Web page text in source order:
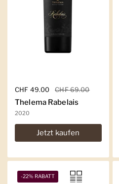
Regulärer Preis
CHF 49.00 Sale-Preis
CHF 69.00
Thelema Rabelais
2020
Jetzt kaufen
-22% RABATT